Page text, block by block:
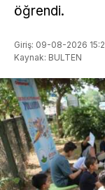
öğrendi.
Giriş: 09-08-2026
Kaynak: BULTEN